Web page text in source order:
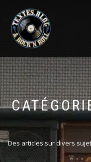
Des articles sur divers